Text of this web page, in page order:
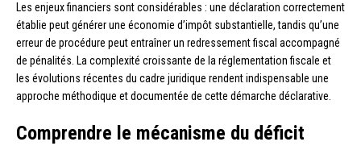
Les enjeux financiers sont considérables : une déclaration correctement
établie peut générer une économie d’impôt substantielle, tandis qu’une
erreur de procédure peut entraîner un redressement fiscal accompagné
de pénalités. La complexité croissante de la réglementation fiscale et
les évolutions récentes du cadre juridique rendent indispensable une
approche méthodique et documentée de cette démarche déclarative.
Comprendre le mécanisme du déficit